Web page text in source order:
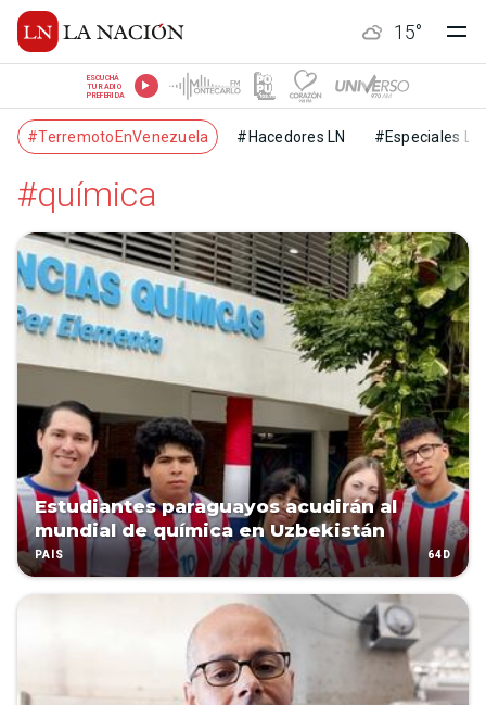
15°
ESCUCHÁ
TU RADIO
PREFERIDA
#TerremotoEnVenezuela #Hacedores LN #Especiales LN
#química
Estudiantes paraguayos acudirán al
mundial de química en Uzbekistán
PAÍS 64D